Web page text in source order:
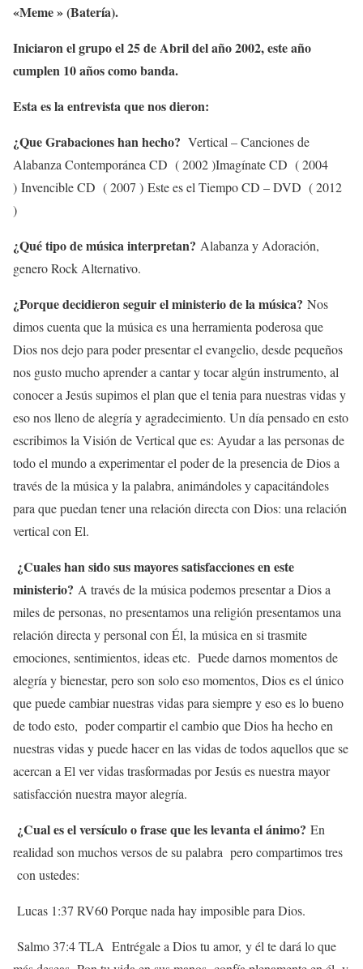
«Meme » (Batería).
Iniciaron el grupo el 25 de Abril del año 2002, este año
cumplen 10 años como banda.
Esta es la entrevista que nos dieron:
¿Que Grabaciones han hecho? Vertical – Canciones de
Alabanza Contemporánea CD ( 2002 )Imagínate CD ( 2004
) Invencible CD ( 2007 ) Este es el Tiempo CD – DVD ( 2012
)
¿Qué tipo de música interpretan? Alabanza y Adoración,
genero Rock Alternativo.
¿Porque decidieron seguir el ministerio de la música? Nos
dimos cuenta que la música es una herramienta poderosa que
Dios nos dejo para poder presentar el evangelio, desde pequeños
nos gusto mucho aprender a cantar y tocar algún instrumento, al
conocer a Jesús supimos el plan que el tenia para nuestras vidas y
eso nos lleno de alegría y agradecimiento. Un día pensado en esto
escribimos la Visión de Vertical que es: Ayudar a las personas de
todo el mundo a experimentar el poder de la presencia de Dios a
través de la música y la palabra, animándoles y capacitándoles
para que puedan tener una relación directa con Dios: una relación
vertical con El.
¿Cuales han sido sus mayores satisfacciones en este
ministerio? A través de la música podemos presentar a Dios a
miles de personas, no presentamos una religión presentamos una
relación directa y personal con Él, la música en si trasmite
emociones, sentimientos, ideas etc. Puede darnos momentos de
alegría y bienestar, pero son solo eso momentos, Dios es el único
que puede cambiar nuestras vidas para siempre y eso es lo bueno
de todo esto, poder compartir el cambio que Dios ha hecho en
nuestras vidas y puede hacer en las vidas de todos aquellos que se
acercan a El ver vidas trasformadas por Jesús es nuestra mayor
satisfacción nuestra mayor alegría.
¿Cual es el versículo o frase que les levanta el ánimo? En
realidad son muchos versos de su palabra pero compartimos tres
con ustedes:
Lucas 1:37 RV60 Porque nada hay imposible para Dios.
Salmo 37:4 TLA Entrégale a Dios tu amor, y él te dará lo que